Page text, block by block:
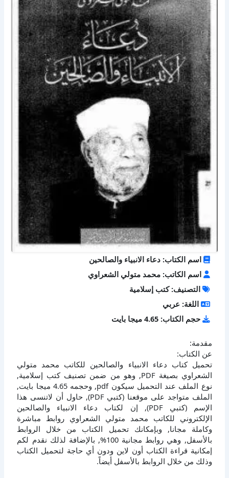
اسم الكتاب: دعاء الانبياء والصالحين
اسم الكاتب: محمد متولي الشعراوي
التصنيف: كتب إسلامية
اللغة: عربي
حجم الكتاب: 4.65 ميجا بايت
مقدمة:
عن الكتاب:
تحميل كتاب دعاء الانبياء والصالحين للكاتب محمد متولي
الشعراوي بصيغة PDF, وهو من ضمن تصنيف كتب إسلامية,
نوع الملف عند التحميل سيكون pdf, وحجمه 4.65 ميجا بايت,
الملف متواجد على موقعنا (كتبي PDF), حاول أن لاتنسى هذا
الإسم (كتبي PDF), إن لكتاب دعاء الانبياء والصالحين
الإلكتروني للكاتب محمد متولي الشعراوي روابط مباشرة
وكاملة مجانا, وبإمكانك تحميل الكتاب من خلال الروابط
بالأسفل, وهي روابط مجانية 100%, بالإضافة لذلك نقدم لكم
إمكانية قراءة الكتاب أون لاين ودون أي حاجة لتحميل الكتاب
وذلك من خلال الروابط بالأسفل أيضاً.